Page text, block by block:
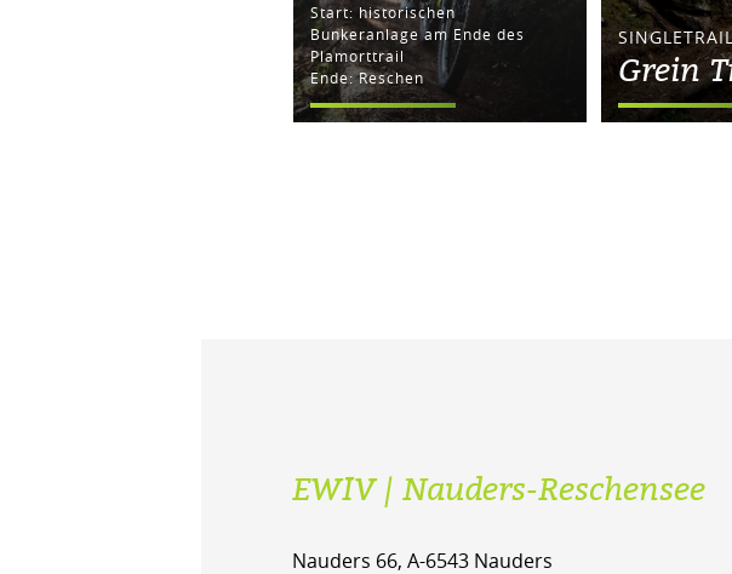
Start: historischen
Bunkeranlage am Ende des
Plamorttrail
Ende: Reschen
Grein
EWIV | Nauders-Reschensee
Nauders 66, A-6543 Nauders